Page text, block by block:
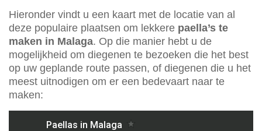
Hieronder vindt u een kaart met de locatie van al
deze populaire plaatsen om lekkere paella’s te
maken in Malaga. Op die manier hebt u de
mogelijkheid om diegenen te bezoeken die het best
op uw geplande route passen, of diegenen die u het
meest uitnodigen om er een bedevaart naar te
maken: